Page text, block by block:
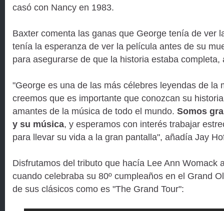
casó con Nancy en 1983.
Baxter comenta las ganas que George tenía de ver
tenía la esperanza de ver la película antes de su
para asegurarse de que la historia estaba completa,
"George es una de las más célebres leyendas de la
creemos que es importante que conozcan su
amantes de la música de todo el mundo. Somos
y su música, y esperamos con interés trabajar
para llevar su vida a la gran pantalla", añadía Jay
Disfrutamos del tributo que hacía Lee Ann Womack
cuando celebraba su 80º cumpleaños en el Grand
de sus clásicos como es "The Grand Tour":